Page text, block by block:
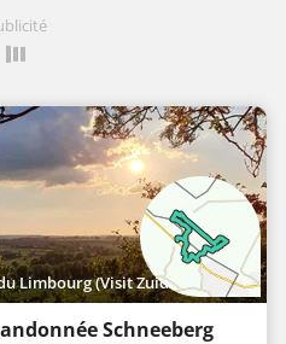
Limbourg (Visit Zuid-Limburg)
Schneeberg